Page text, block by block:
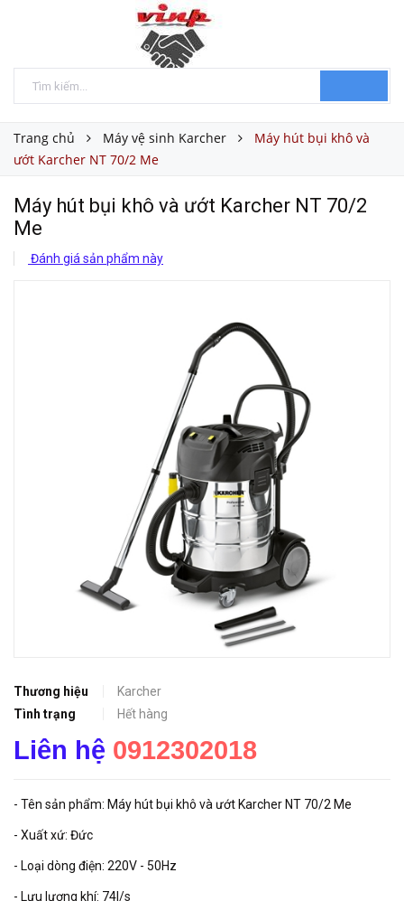
Trang chủ Máy vệ sinh Karcher
Máy hút bụi khô và
ướt Karcher NT 70/2 Me
Máy hút bụi khô và ướt Karcher NT 70/2
Me
Đánh giá sản phẩm này
Thương hiệu
Karcher
Tình trạng
Hết hàng
Liên hệ 0912302018
- Tên sản phẩm: Máy hút bụi khô và ướt Karcher NT 70/2 Me
- Xuất xứ: Đức
- Loại dòng điện: 220V - 50Hz
- Lưu lượng khí: 74l/s